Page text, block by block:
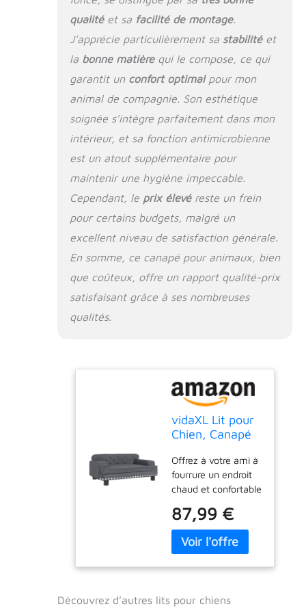
supplémentaire.
【Design élégant
:】 ce canapé pour
chien s'adapte
les thèmes de
décoration et
constitue un
complément à votre
salon ou à votre
chambre à coucher.
Couleur : gris
foncé;Matériau :
velours (100 %
pin massif,
plastique;Matériau
de remplissage :
mousse
qualitéet sa facilité de montage.
J’apprécie particulièrement sa stabilitéet
la bonne matièrequi le compose, ce qui
garantit un confort optimalpour mon
animal de compagnie. Son esthétique
soignée s’intègre parfaitement dans mon
intérieur, et sa fonction antimicrobienne
est un atout supplémentaire pour
maintenir une hygiène impeccable.
Cependant, le prix élevéreste un frein
pour certains budgets, malgré un
excellent niveau de satisfaction générale.
En somme, ce canapé pour animaux, bien
que coûteux, offre un rapport qualité-prix
satisfaisant grâce à ses nombreuses
qualités.
vidaXL Lit pour
Chien, Canapé
de Compagnie
avec Cadre en
Bois, Panier
pour Chiots
Maison
Intérieur, Gris
Foncé
70x45x30 cm
Offrez à votre ami à
fourrure un endroit
chaud et confortable
avec ce lit pour
chiens ! 【Matériau
confortable et doux
rembourré de
87,99 €
Découvrez d’autres lits pour chiens